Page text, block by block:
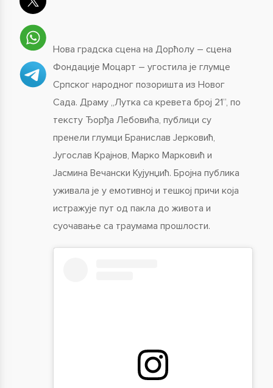
Нова градска сцена на Дорћолу – сцена
Фондације Моцарт – угостила је глумце
Српског народног позоришта из Новог
Сада. Драму „Лутка са кревета број 21”, по
тексту Ђорђа Лебовића, публици су
пренели глумци Бранислав Јерковић,
Југослав Крајнов, Марко Марковић и
Јасмина Вечански Кујунџић. Бројна публика
уживала је у емотивној и тешкој причи која
истражује пут од пакла до живота и
суочавање са траумама прошлости.